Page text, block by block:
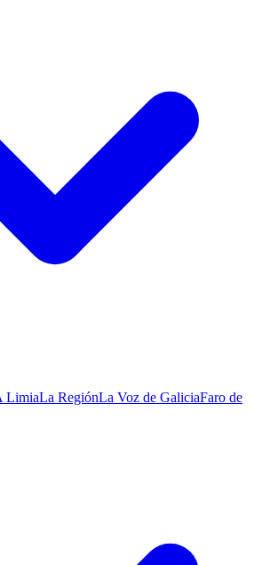
LimiaLa RegiónLa Voz de GaliciaFaro de